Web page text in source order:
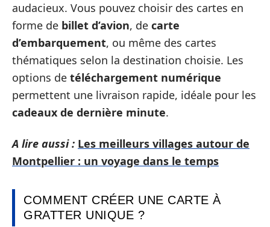
audacieux. Vous pouvez choisir des cartes en
forme de billet d’avion, de carte
d’embarquement, ou même des cartes
thématiques selon la destination choisie. Les
options de téléchargement numérique
permettent une livraison rapide, idéale pour les
cadeaux de dernière minute.
A lire aussi : Les meilleurs villages autour de
Montpellier : un voyage dans le temps
COMMENT CRÉER UNE CARTE À
GRATTER UNIQUE ?